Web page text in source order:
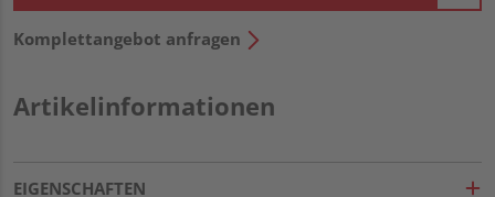
Komplettangebot anfragen
Artikelinformationen
EIGENSCHAFTEN